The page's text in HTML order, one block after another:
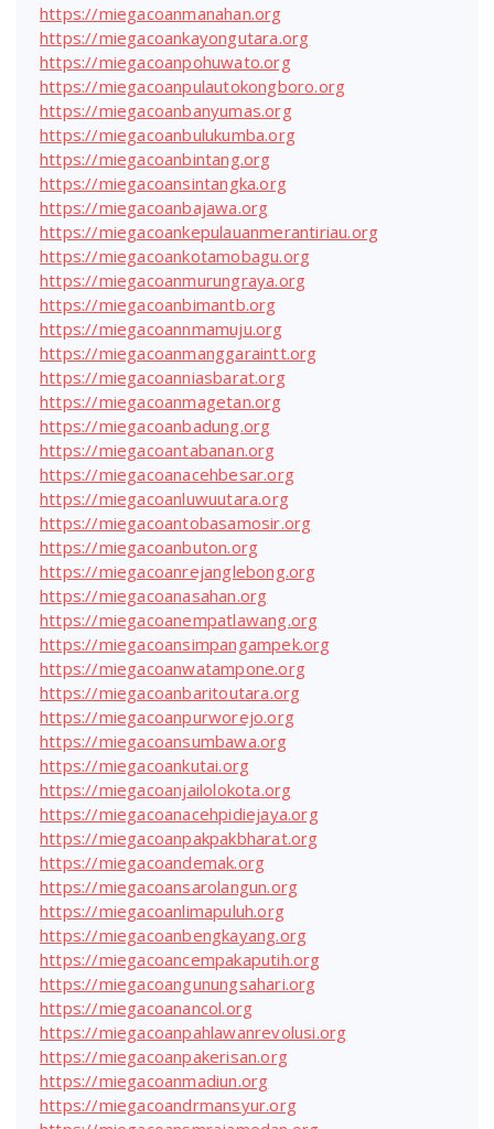
https://miegacoanmanahan.org
https://miegacoankayongutara.org
https://miegacoanpohuwato.org
https://miegacoanpulautokongboro.org
https://miegacoanbanyumas.org
https://miegacoanbulukumba.org
https://miegacoanbintang.org
https://miegacoansintangka.org
https://miegacoanbajawa.org
https://miegacoankepulauanmerantiriau.org
https://miegacoankotamobagu.org
https://miegacoanmurungraya.org
https://miegacoanbimantb.org
https://miegacoannmamuju.org
https://miegacoanmanggaraintt.org
https://miegacoanniasbarat.org
https://miegacoanmagetan.org
https://miegacoanbadung.org
https://miegacoantabanan.org
https://miegacoanacehbesar.org
https://miegacoanluwuutara.org
https://miegacoantobasamosir.org
https://miegacoanbuton.org
https://miegacoanrejanglebong.org
https://miegacoanasahan.org
https://miegacoanempatlawang.org
https://miegacoansimpangampek.org
https://miegacoanwatampone.org
https://miegacoanbaritoutara.org
https://miegacoanpurworejo.org
https://miegacoansumbawa.org
https://miegacoankutai.org
https://miegacoanjailolokota.org
https://miegacoanacehpidiejaya.org
https://miegacoanpakpakbharat.org
https://miegacoandemak.org
https://miegacoansarolangun.org
https://miegacoanlimapuluh.org
https://miegacoanbengkayang.org
https://miegacoancempakaputih.org
https://miegacoangunungsahari.org
https://miegacoanancol.org
https://miegacoanpahlawanrevolusi.org
https://miegacoanpakerisan.org
https://miegacoanmadiun.org
https://miegacoandrmansyur.org